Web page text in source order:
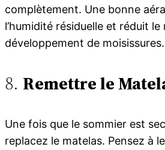
complètement. Une bonne
l’humidité résiduelle et réduit le
développement de moisissures.
8. Remettre le
Une fois que le sommier est
replacez le matelas. Pensez à